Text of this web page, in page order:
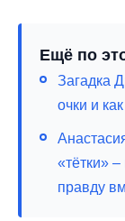
Ещё по
Загадка
очки и
«тётки»
правду